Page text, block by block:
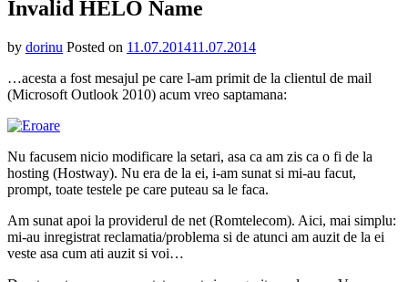
Denied
–
Invalid
HELO
Invalid HELO Name
by dorinu Posted on 11.07.201411.07.2014
…acesta a fost mesajul pe care l-am primit de la clientul de mail
(Microsoft Outlook 2010) acum vreo saptamana:
Nu facusem nicio modificare la setari, asa ca am zis ca o fi de la
hosting (Hostway). Nu era de la ei, i-am sunat si mi-au facut,
prompt, toate testele pe care puteau sa le faca.
Am sunat apoi la providerul de net (Romtelecom). Aici, mai simplu:
mi-au inregistrat reclamatia/problema si de atunci am auzit de la ei
veste asa cum ati auzit si voi…